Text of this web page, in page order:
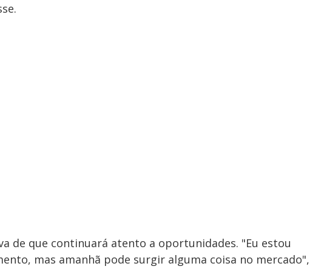
de que continuará atento a oportunidades. "Eu estou
mas amanhã pode surgir alguma coisa no mercado",